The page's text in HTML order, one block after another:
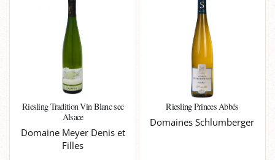
Riesling Tradition Vin Blanc sec
Alsace
Domaine Meyer Denis et
Filles
Riesling Princes Abbés
Domaines Schlumberger